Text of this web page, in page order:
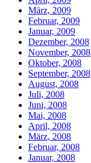
März, 2009
Februar, 2009
Januar, 2009
Dezember, 2008
November, 2008
Oktober, 2008
September, 2008
August, 2008
Juli, 2008
Juni, 2008
Mai, 2008
April, 2008
März, 2008
Februar, 2008
Januar, 2008